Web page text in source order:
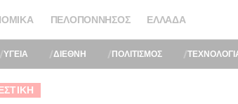
ΠΕΛΟΠΌΝΝΗΣΟΣ ΕΛΛΆΔΑ
ΥΓΕΙΑ ΔΙΕΘΝΗ ΠΟΛΙΤΙΣΜΟΣ